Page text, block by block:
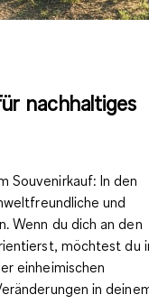
nachhaltiges
Souvenirkauf: In den
und
Wenn du dich an den
möchtest du
einheimischen
in